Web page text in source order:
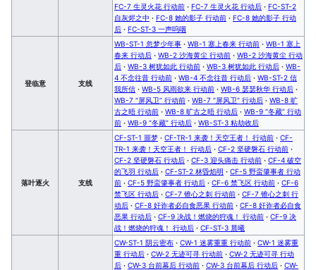
FC-7 生灵火花 行动前 · FC-7 生灵火花 行动后 · FC-ST-2
自灰烬之中 · FC-8 她的影子 行动前 · FC-8 她的影子 行动
后 · FC-ST-3 一声呜咽
登临意 支线
WB-ST-1 忽梦少年事 · WB-1 塞上春来 行动前 · WB-1 塞上
春来 行动后 · WB-2 沙海黄尘 行动前 · WB-2 沙海黄尘 行动
后 · WB-3 树犹如此 行动前 · WB-3 树犹如此 行动后 · WB-
4 不念往昔 行动前 · WB-4 不念往昔 行动后 · WB-ST-2 信
我所信 · WB-5 风雨欲来 行动前 · WB-6 瑟瑟秋华 行动后 ·
WB-7 “屏风卫” 行动前 · WB-7 “屏风卫” 行动后 · WB-8 旷
古之晤 行动前 · WB-8 旷古之晤 行动后 · WB-9 “冬藏” 行动
前 · WB-9 “冬藏” 行动后 · WB-ST-3 粘劫收后
落叶逐火 支线
CF-ST-1 噩梦 · CF-TR-1 来袭！天空王者！ 行动前 · CF-
TR-1 来袭！天空王者！ 行动后 · CF-2 坚硬磐石 行动前 ·
CF-2 坚硬磐石 行动后 · CF-3 迎头痛击 行动前 · CF-4 破空
的飞羽 行动后 · CF-ST-2 林昏焰明 · CF-5 野蛮肇事者 行动
前 · CF-5 野蛮肇事者 行动后 · CF-6 禁飞区 行动前 · CF-6
禁飞区 行动后 · CF-7 锥心之刺 行动前 · CF-7 锥心之刺 行
动后 · CF-8 奸诈者必自食恶果 行动前 · CF-8 奸诈者必自食
恶果 行动后 · CF-9 决战！燃烧的狩魂！ 行动前 · CF-9 决
战！燃烧的狩魂！ 行动后 · CF-ST-3 晨曦
CW-ST-1 阴云密布 · CW-1 迷雾重重 行动前 · CW-1 迷雾重
重 行动后 · CW-2 无迹可寻 行动前 · CW-2 无迹可寻 行动
后 · CW-3 台前幕后 行动前 · CW-3 台前幕后 行动后 · CW-